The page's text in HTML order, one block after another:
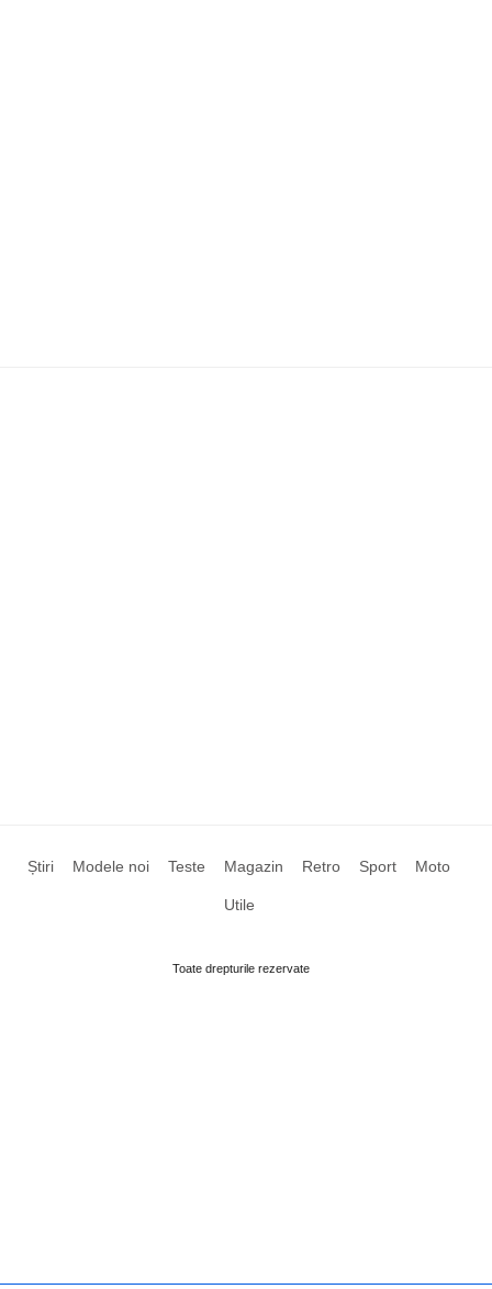
Știri Modele noi Teste Magazin Retro Sport Moto
Utile
Toate drepturile rezervate